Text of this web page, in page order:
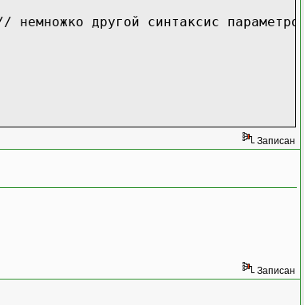
немножко другой синтаксис
Записан
Записан